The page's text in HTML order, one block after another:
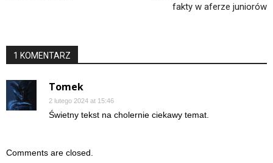
fakty w aferze juniorów
1 KOMENTARZ
Tomek
2 lutego 2024 at 15:46
Świetny tekst na cholernie ciekawy temat.
Comments are closed.